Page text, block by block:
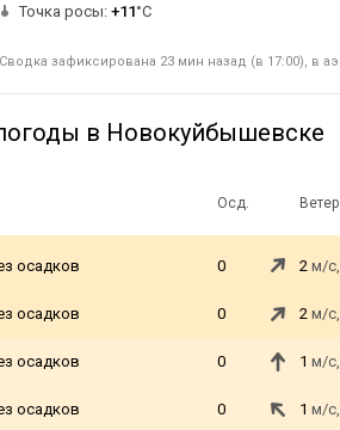
Точка росы: +11°C
Сводка зафиксирована 23 мин назад (в 17:00), в
в Новокуйбышевске
Осд. Ветер
осадков 0 2 м/с,
осадков 0 2 м/с,
осадков 0 1 м/с,
осадков 0 1 м/с,